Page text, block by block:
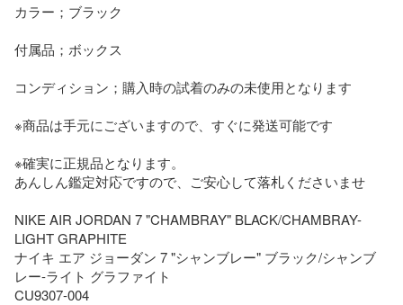
カラー；ブラック
付属品；ボックス
コンディション；購入時の試着のみの未使用となります
※商品は手元にございますので、すぐに発送可能です
※確実に正規品となります。
あんしん鑑定対応ですので、ご安心して落札くださいませ
NIKE AIR JORDAN 7 "CHAMBRAY" BLACK/CHAMBRAY-
LIGHT GRAPHITE
ナイキ エア ジョーダン 7 "シャンブレー" ブラック/シャンブ
レー-ライト グラファイト
CU9307-004